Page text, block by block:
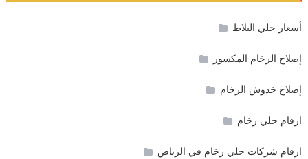
أسعار جلي البلاط
إصلاح الرخام المكسور
إصلاح خدوش الرخام
ارقام جلي رخام
ارقام شركات جلي رخام في الرياض